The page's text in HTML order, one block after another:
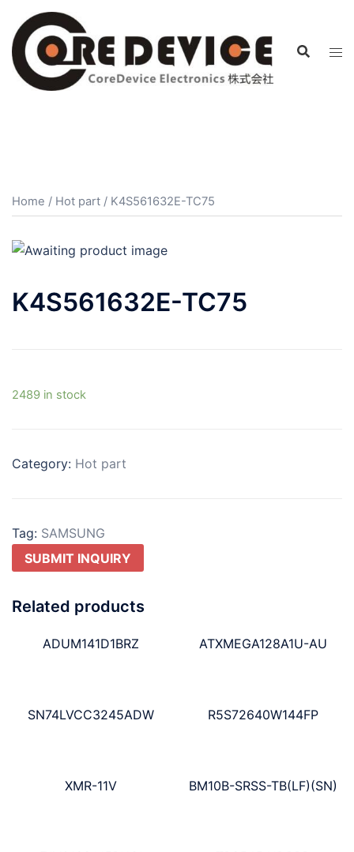
Home / Hot part / K4S561632E-TC75
K4S561632E-TC75
2489 in stock
Category: Hot part
Tag: SAMSUNG
SUBMIT INQUIRY
Related products
ADUM141D1BRZ ATXMEGA128A1U-AU
SN74LVCC3245ADW R5S72640W144FP
XMR-11V BM10B-SRSS-TB(LF)(SN)